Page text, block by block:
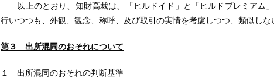
以上のとおり、知財高裁は、「ヒルドイド」と「ヒルドプレミアム
行いつつも、外観、観念、称呼、及び取引の実情を考慮しつつ、類似しな
第３ 出所混同のおそれについて
１ 出所混同のおそれの判断基準